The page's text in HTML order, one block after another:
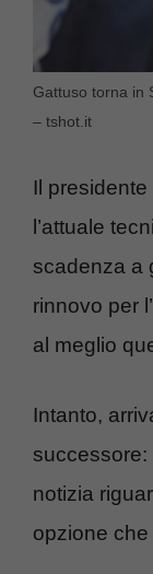
Gattuso torna in
– tshot.it
Il
l’attuale
scadenza a
rinnovo per
al meglio
Intanto,
successore:
notizia
opzione